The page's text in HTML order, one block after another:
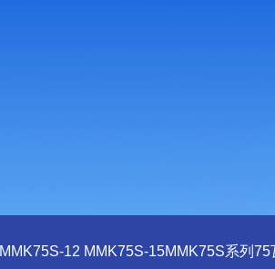
MMK75S-12 MMK75S-15MMK75S系列